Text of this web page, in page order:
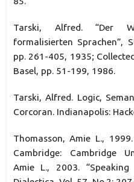
Tarski, Alfred. “Der
formalisierten Sprachen”,
pp. 261-405, 1935;
Basel, pp. 51-199, 1986.
Tarski, Alfred. Logic,
Corcoran. Indianapolis:
Thomasson, Amie L.,
Cambridge: Cambridge
Amie L., 2003.